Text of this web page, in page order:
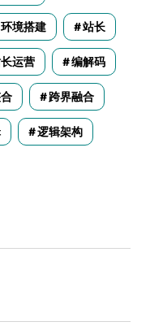
环境搭建 站长
运营 编解码
跨界融合
逻辑架构